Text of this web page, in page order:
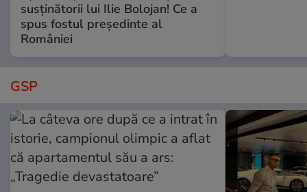
susținătorii lui Ilie Bolojan! Ce a
spus fostul președinte al
României
GSP